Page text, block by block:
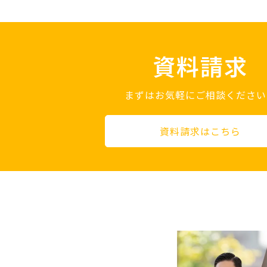
資料請求
まずはお気軽にご相談くださ
資料請求はこちら